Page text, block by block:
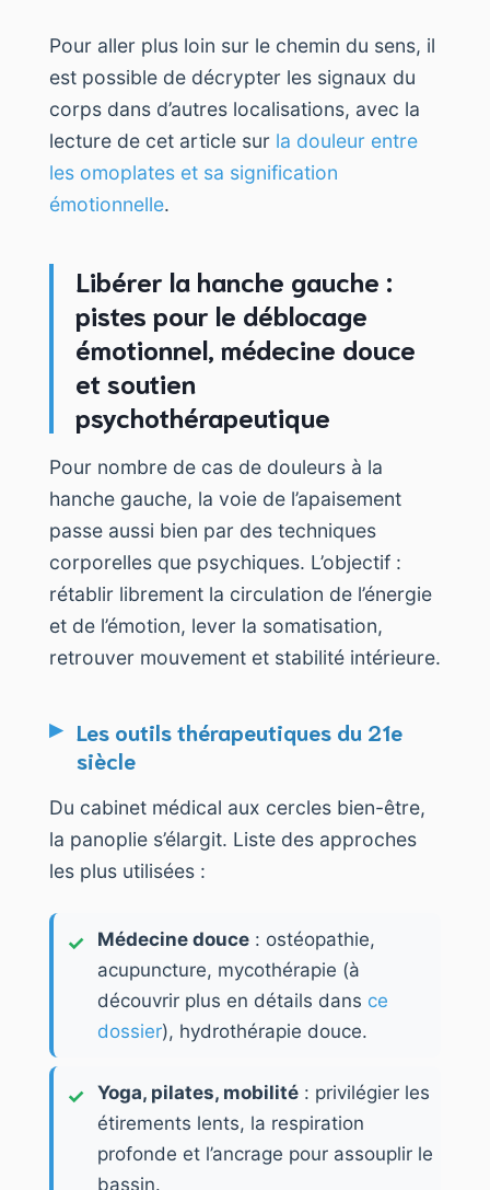
Pour aller plus loin sur le chemin du sens, il
est possible de décrypter les signaux du
corps dans d’autres localisations, avec la
lecture de cet article sur la douleur entre
les omoplates et sa signification
émotionnelle.
Libérer la hanche gauche :
pistes pour le déblocage
émotionnel, médecine douce
et soutien
psychothérapeutique
Pour nombre de cas de douleurs à la
hanche gauche, la voie de l’apaisement
passe aussi bien par des techniques
corporelles que psychiques. L’objectif :
rétablir librement la circulation de l’énergie
et de l’émotion, lever la somatisation,
retrouver mouvement et stabilité intérieure.
Les outils thérapeutiques du 21e
siècle
Du cabinet médical aux cercles bien-être,
la panoplie s’élargit. Liste des approches
les plus utilisées :
Médecine douce : ostéopathie,
acupuncture, mycothérapie (à
découvrir plus en détails dans ce
dossier), hydrothérapie douce.
Yoga, pilates, mobilité : privilégier les
étirements lents, la respiration
profonde et l’ancrage pour assouplir le
bassin.